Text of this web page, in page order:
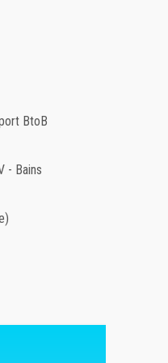
BtoB
- Bains